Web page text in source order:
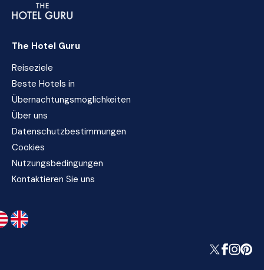
The Hotel Guru
Reiseziele
Beste Hotels in
Übernachtungsmöglichkeiten
Über uns
Datenschutzbestimmungen
Cookies
Nutzungsbedingungen
Kontaktieren Sie uns